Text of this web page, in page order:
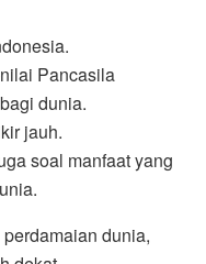
Pancasila
dunia.
jauh.
soal manfaat yang
dunia,